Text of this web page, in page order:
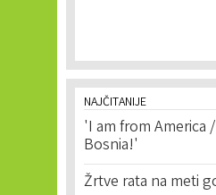
NAJČITANIJE
'I am from America
Bosnia!'
Žrtve rata na meti